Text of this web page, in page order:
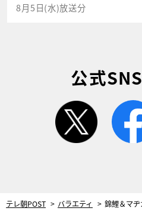
8月5日(水)放送分
公式
twitter
テレ朝POST バラエティ